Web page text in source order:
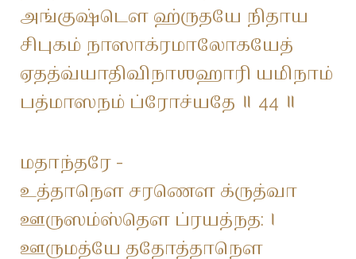
அங்குஷ்டௌ ஹ்ருதயே நிதாய
சிபுகம் நாஸாக்ரமாலோகயேத்
ஏதத்வ்யாதிவிநாஶஹாரி யமிநாம்
பத்மாஸநம் ப்ரோச்யதே ॥ 44 ॥
மதாந்தரே -
உத்தாநௌ சரணௌ க்ருத்வா
ஊருஸம்ஸ்தௌ ப்ரயத்நத: ।
ஊருமத்யே ததோத்தாநௌ